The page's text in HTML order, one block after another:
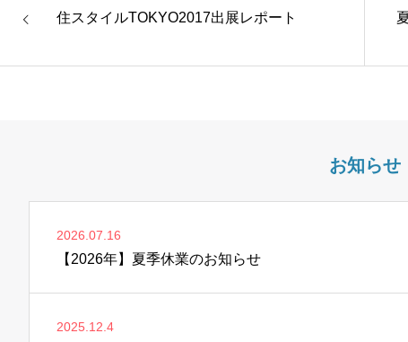
住スタイルTOKYO2017出展レポート
お知らせ
2026.07.16
【2026年】夏季休業のお知らせ
2025.12.4